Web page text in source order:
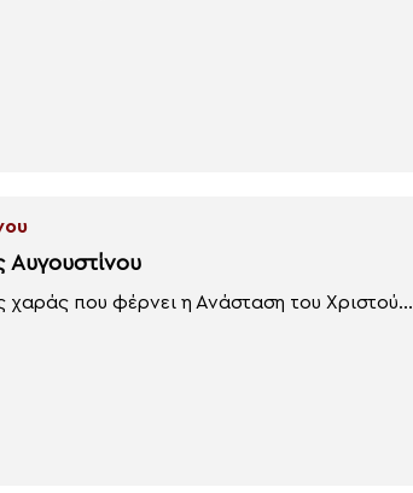
που φέρνει η Ανάσταση του Χριστού...